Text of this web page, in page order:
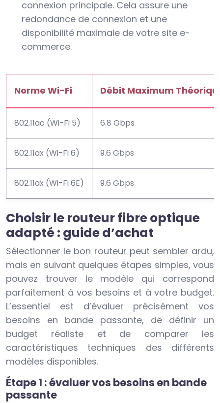
connexion principale. Cela assure une
redondance de connexion et une
disponibilité maximale de votre site e-
commerce.
Norme Wi-Fi Débit Maximum
802.11ac (Wi-Fi 5) 6.8 Gbps
802.11ax (Wi-Fi 6) 9.6 Gbps
802.11ax (Wi-Fi 6E) 9.6 Gbps
Choisir le routeur fibre optique
adapté : guide d’achat
Sélectionner le bon routeur peut sembler ardu,
mais en suivant quelques étapes simples, vous
pouvez trouver le modèle qui correspond
parfaitement à vos besoins et à votre budget.
L’essentiel est d’évaluer précisément vos
besoins en bande passante, de définir un
budget réaliste et de comparer les
caractéristiques techniques des différents
modèles disponibles.
Étape 1 : évaluer vos besoins en bande
passante